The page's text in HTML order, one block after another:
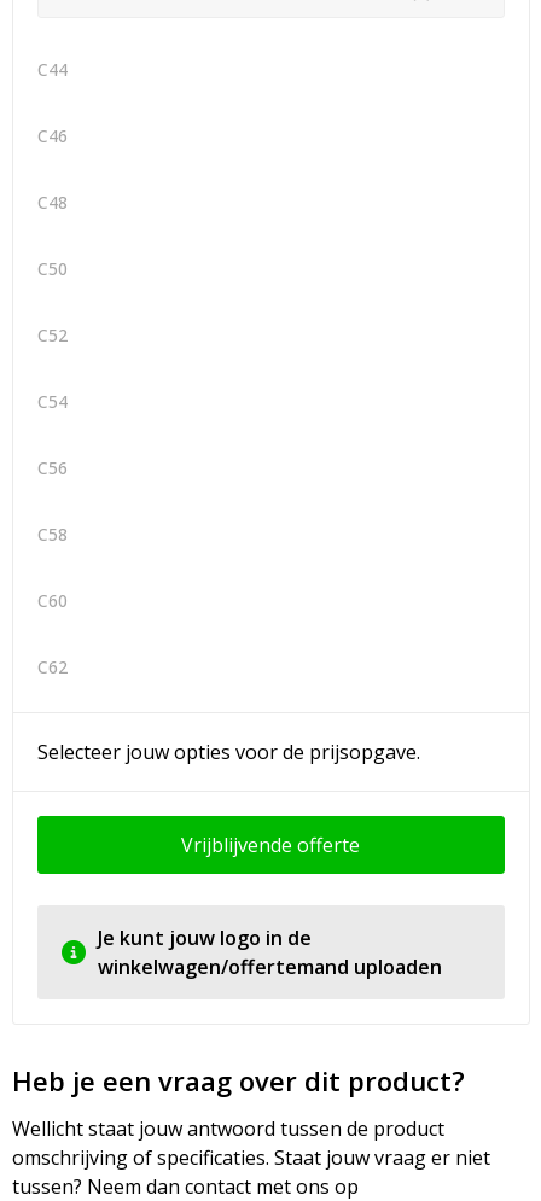
C44
C46
C48
C50
C52
C54
C56
C58
C60
C62
Selecteer jouw opties voor de prijsopgave.
Vrijblijvende offerte
Je kunt jouw logo in de
winkelwagen/offertemand uploaden
Heb je een vraag over dit product?
Wellicht staat jouw antwoord tussen de product
omschrijving of specificaties. Staat jouw vraag er niet
tussen? Neem dan contact met ons op